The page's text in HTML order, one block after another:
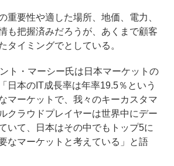
要性や適した場所、地価、電力、
も把握済みだろうが、あくまで顧客
タイミングでとしている。
ト・マーシー氏は日本マーケットの
日本のIT成長率は年率19.5％という
マーケットで、我々のキーカスタマ
クラウドプレイヤーは世界中にデー
いて、日本はその中でもトップ5に
なマーケットと考えている」と語